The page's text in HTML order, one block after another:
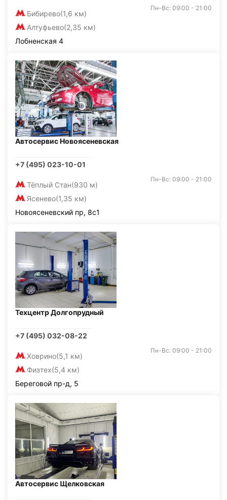
Бибирево(1,6 км)
Алтуфьево(2,35 км)
Пн-Вс: 09:00 - 21:00
Лобненская 4
Автосервис Новоясеневская
+7 (495) 023-10-01
Тёплый Стан(930 м)
Ясенево(1,35 км)
Пн-Вс: 09:00 - 21:00
Новоясеневский пр, 8с1
Техцентр Долгопрудный
+7 (495) 032-08-22
Ховрино(5,1 км)
Физтех(5,4 км)
Пн-Вс: 09:00 - 21:00
Береговой пр-д, 5
Автосервис Щелковская